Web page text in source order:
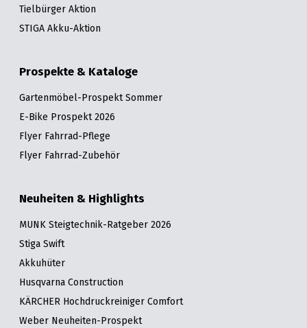
Tielbürger Aktion
STIGA Akku-Aktion
Prospekte & Kataloge
Gartenmöbel-Prospekt Sommer
E-Bike Prospekt 2026
Flyer Fahrrad-Pflege
Flyer Fahrrad-Zubehör
Neuheiten & Highlights
MUNK Steigtechnik-Ratgeber 2026
Stiga Swift
Akkuhüter
Husqvarna Construction
KÄRCHER Hochdruckreiniger Comfort
Weber Neuheiten-Prospekt